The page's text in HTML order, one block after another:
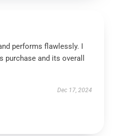
performs flawlessly. I
and its overall
Dec 17, 2024